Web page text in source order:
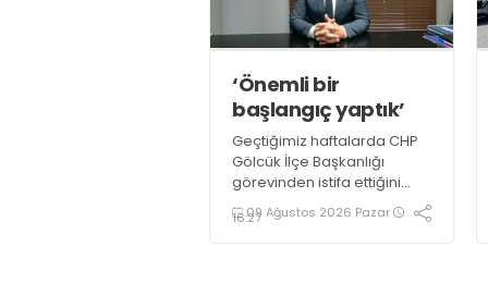
‘Önemli bir
başlangıç yaptık’
Geçtiğimiz haftalarda CHP
Gölcük İlçe Başkanlığı
görevinden istifa ettiğini
açıklayan Mehmet Uzuner,
Yeni Parti Gölcük İlçe
09 Ağustos 2026 Pazar
16:27